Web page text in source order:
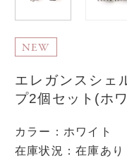
NEW
エレガンスシェ
プ2個セット(ホ
カラー ： ホワイト
在庫状況：在庫あり